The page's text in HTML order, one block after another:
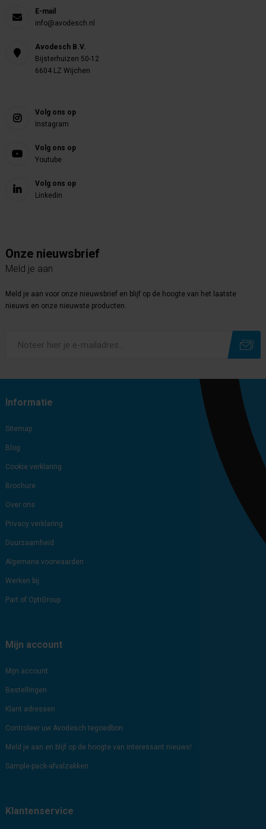
E-mail
info@avodesch.nl
Avodesch B.V.
Bijsterhuizen 50-12
6604 LZ Wijchen
Volg ons op
Instagram
Volg ons op
Youtube
Volg ons op
Linkedin
Onze nieuwsbrief
Meld je aan
Meld je aan voor onze nieuwsbrief en blijf op de hoogte van het laatste
nieuws en onze nieuwste producten.
Informatie
Sitemap
Blog
Cookie verklaring
Brochure
Over ons
Privacy verklaring
Duurzaamheid
Algemene voorwaarden
Werken bij
Part of OptiGroup
Mijn account
Mijn account
Bestellingen
Klant adressen
Controleer uw Avodesch tegoedbon
Meld je aan en blijf op de hoogte van interessant nieuws!
Sample-pack-afvalzakken
Klantenservice